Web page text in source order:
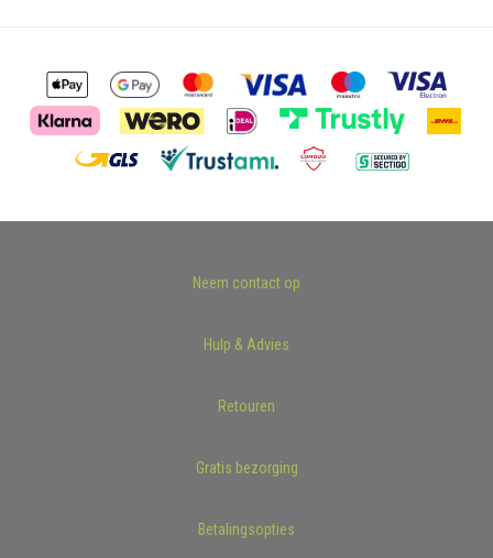
Neem contact op
Hulp & Advies
Retouren
Gratis bezorging
Betalingsopties